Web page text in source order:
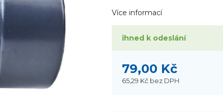
Více informací
ihned k odeslání
79,00 Kč
65,29 Kč bez DPH